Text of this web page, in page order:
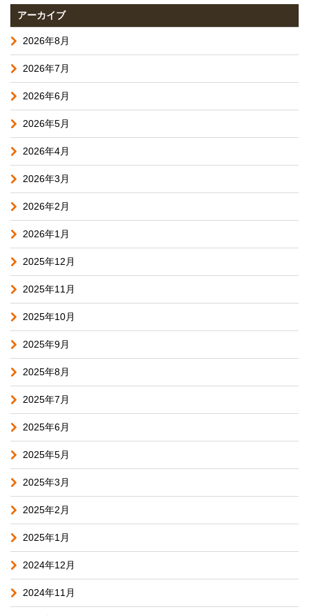
アーカイブ
2026年8月
2026年7月
2026年6月
2026年5月
2026年4月
2026年3月
2026年2月
2026年1月
2025年12月
2025年11月
2025年10月
2025年9月
2025年8月
2025年7月
2025年6月
2025年5月
2025年3月
2025年2月
2025年1月
2024年12月
2024年11月